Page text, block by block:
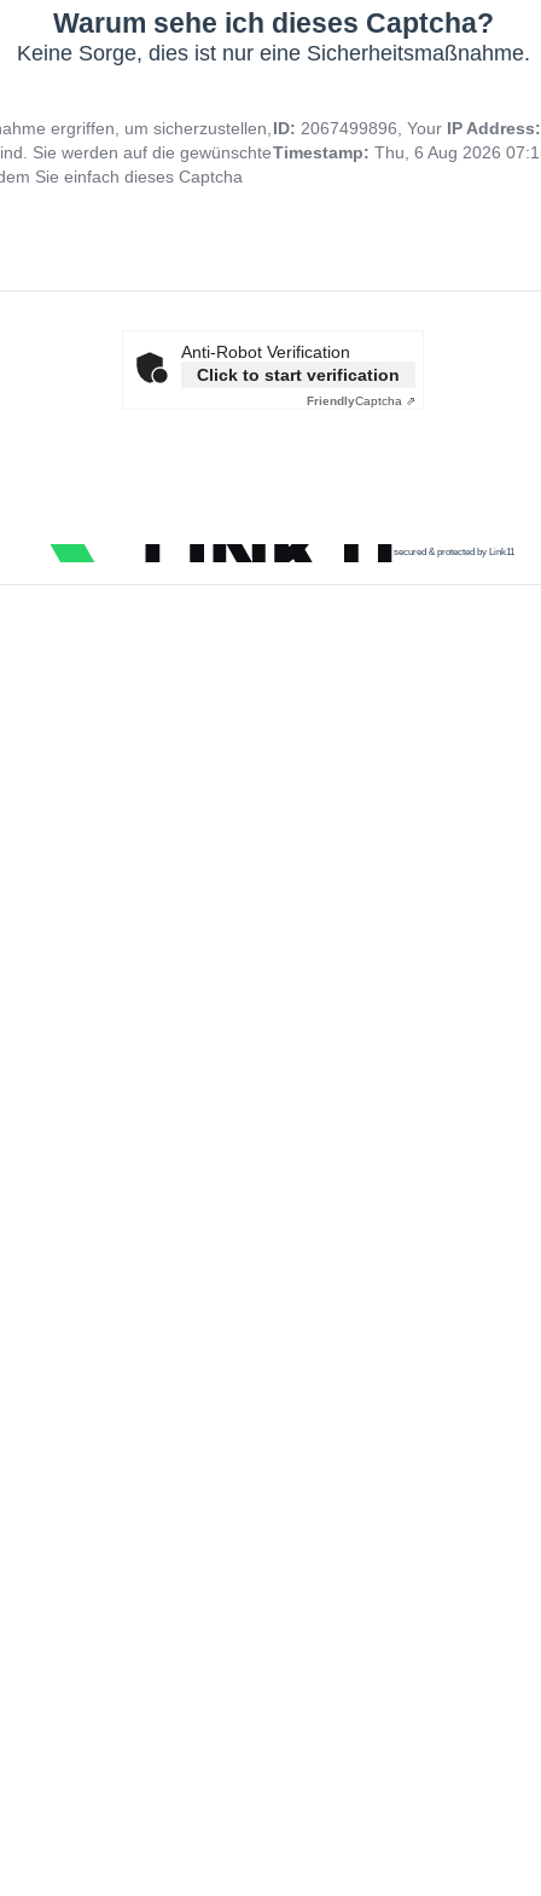
Warum sehe ich dieses Captcha?
Keine Sorge, dies ist nur eine Sicherheitsmaßnahme.
ergriffen, um sicherzustellen,
Sie werden auf die gewünschte
Sie einfach dieses Captcha
ID: 2067499896, Your IP
Timestamp: Thu, 6 Aug 2026
Anti-Robot Verification
Click to start verification
FriendlyCaptcha ⇗
secured & protected by Link11